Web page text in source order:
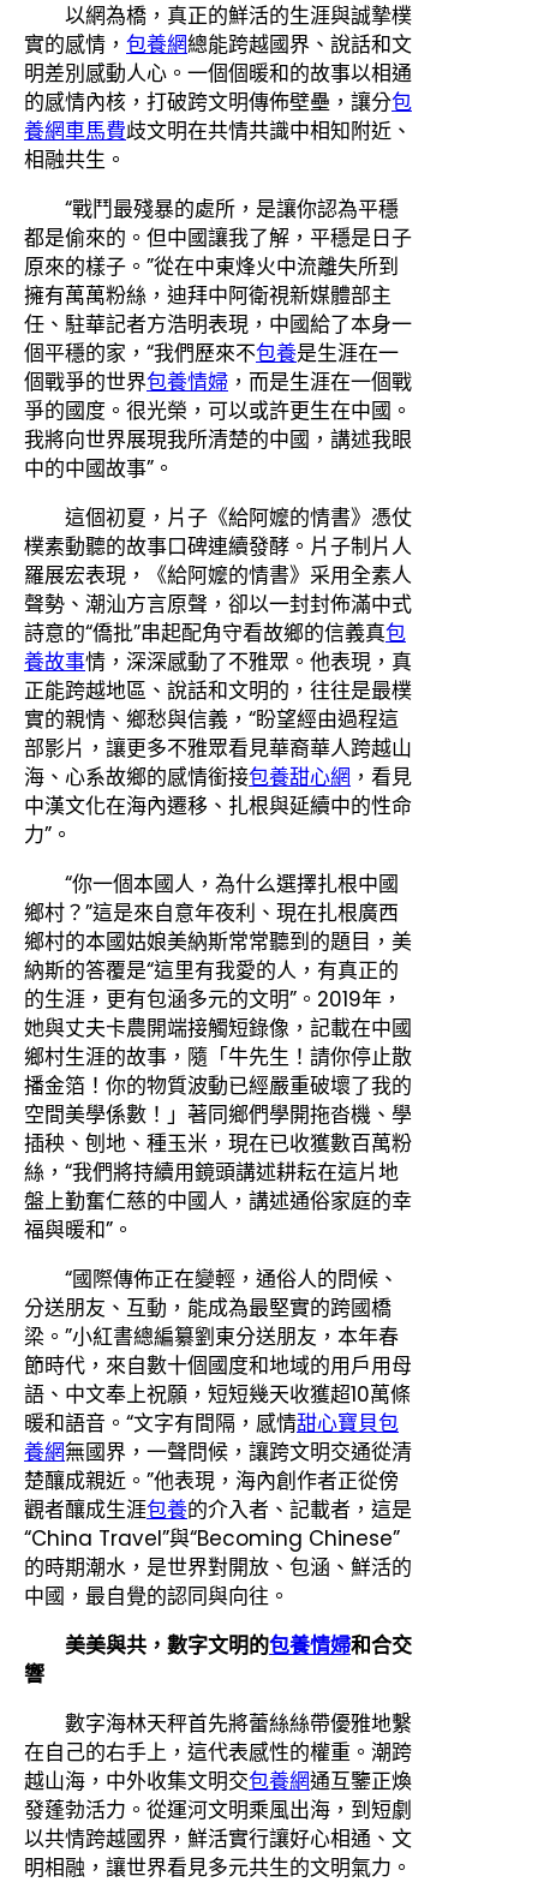
以網為橋，真正的鮮活的生涯與誠摯樸
實的感情， 包養網總能跨越國界、說話和文
明差別感動人心。一個個暖和的故事以相通
的感情內核，打破跨文明傳佈壁壘，讓分包
養網車馬費歧文明在共情共識中相知附近、
相融共生。
“戰鬥最殘暴的處所，是讓你認為平穩
都是偷來的。但中國讓我了解，平穩是日子
原來的樣子。”從在中東烽火中流離失所到
擁有萬萬粉絲，迪拜中阿衛視新媒體部主
任、駐華記者方浩明表現，中國給了本身一
個平穩的家，“我們歷來不包養是生涯在一
個戰爭的世界包養情婦 ，而是生涯在一個戰
爭的國度。很光榮，可以或許更生在中國。
我將向世界展現我所清楚的中國，講述我眼
中的中國故事”。
這個初夏，片子《給阿嬤的情書》憑仗
樸素動聽的故事口碑連續發酵。片子制片人
羅展宏表現，《給阿嬤的情書》采用全素人
聲勢、潮汕方言原聲，卻以一封封佈滿中式
詩意的“僑批”串起配角守看故鄉的信義真包
養故事情，深深感動了不雅眾。他表現，真
正能跨越地區、說話和文明的，往往是最樸
實的親情、鄉愁與信義，“盼望經由過程這
部影片，讓更多不雅眾看見華裔華人跨越山
海、心系故鄉的感情銜接包養甜心網 ，看見
中漢文化在海內遷移、扎根與延續中的性命
力”。
“你一個本國人，為什么選擇扎根中國
鄉村？”這是來自意年夜利、現在扎根廣西
鄉村的本國姑娘美納斯常常聽到的題目，美
納斯的答覆是“這里有我愛的人，有真正的
的生涯，更有包涵多元的文明”。2019年，
她與丈夫卡農開端接觸短錄像，記載在中國
鄉村生涯的故事，隨「牛先生！請你停止散
播金箔！你的物質波動已經嚴重破壞了我的
空間美學係數！」著同鄉們學開拖沓機、學
插秧、刨地、種玉米，現在已收獲數百萬粉
絲，“我們將持續用鏡頭講述耕耘在這片地
盤上勤奮仁慈的中國人，講述通俗家庭的幸
福與暖和”。
“國際傳佈正在變輕，通俗人的問候、
分送朋友、互動，能成為最堅實的跨國橋
梁。”小紅書總編纂劉東分送朋友，本年春
節時代，來自數十個國度和地域的用戶用母
語、中文奉上祝願，短短幾天收獲超10萬條
暖和語音。“文字有間隔，感情甜心寶貝包
養網無國界，一聲問候，讓跨文明交通從清
楚釀成親近。”他表現，海內創作者正從傍
觀者釀成生涯包養的介入者、記載者，這是
“China Travel”與“Becoming Chinese”
的時期潮水，是世界對開放、包涵、鮮活的
中國，最自覺的認同與向往。
美美與共，數字文明的包養情婦和合交
響
數字海林天秤首先將蕾絲絲帶優雅地繫
在自己的右手上，這代表感性的權重。潮跨
越山海，中外收集文明交包養網通互鑒正煥
發蓬勃活力。從運河文明乘風出海，到短劇
以共情跨越國界，鮮活實行讓好心相通、文
明相融，讓世界看見多元共生的文明氣力。